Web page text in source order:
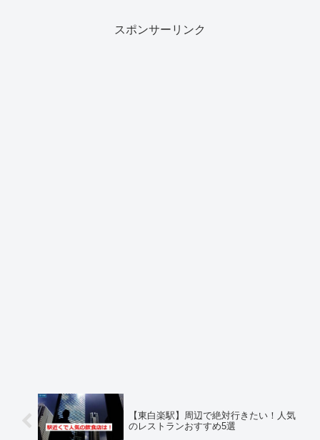
スポンサーリンク
【東白楽駅】周辺で絶対行きたい！人気
のレストランおすすめ5選